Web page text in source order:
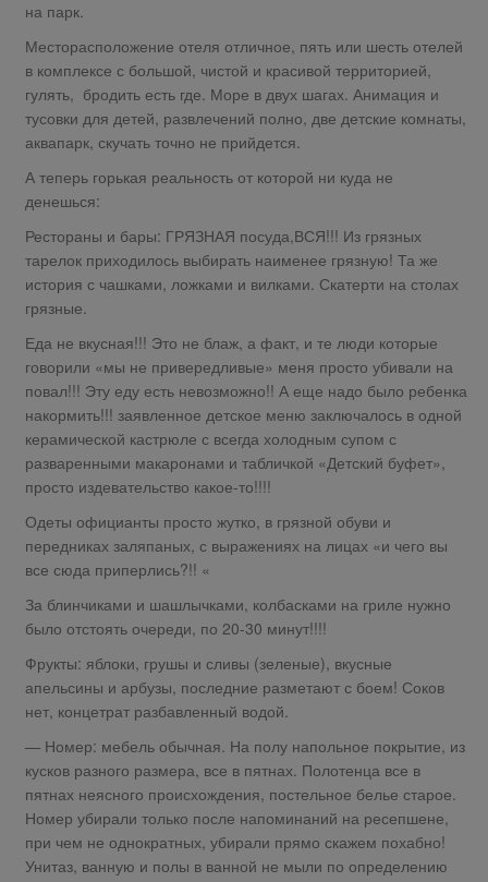
на парк.
Месторасположение отеля отличное, пять или шесть отелей
в комплексе с большой, чистой и красивой территорией,
гулять, бродить есть где. Море в двух шагах. Анимация и
тусовки для детей, развлечений полно, две детские комнаты,
аквапарк, скучать точно не прийдется.
А теперь горькая реальность от которой ни куда не
денешься:
Рестораны и бары: ГРЯЗНАЯ посуда,ВСЯ!!! Из грязных
тарелок приходилось выбирать наименее грязную! Та же
история с чашками, ложками и вилками. Скатерти на столах
грязные.
Еда не вкусная!!! Это не блаж, а факт, и те люди которые
говорили «мы не привередливые» меня просто убивали на
повал!!! Эту еду есть невозможно!! А еще надо было ребенка
накормить!!! заявленное детское меню заключалось в одной
керамической кастрюле с всегда холодным супом с
разваренными макаронами и табличкой «Детский буфет»,
просто издевательство какое-то!!!!
Одеты официанты просто жутко, в грязной обуви и
передниках заляпаных, с выражениях на лицах «и чего вы
все сюда приперлись?!! «
За блинчиками и шашлычками, колбасками на гриле нужно
было отстоять очереди, по 20-30 минут!!!!
Фрукты: яблоки, грушы и сливы (зеленые), вкусные
апельсины и арбузы, последние разметают с боем! Соков
нет, концетрат разбавленный водой.
— Номер: мебель обычная. На полу напольное покрытие, из
кусков разного размера, все в пятнах. Полотенца все в
пятнах неясного происхождения, постельное белье старое.
Номер убирали только после напоминаний на ресепшене,
при чем не однократных, убирали прямо скажем похабно!
Унитаз, ванную и полы в ванной не мыли по определению